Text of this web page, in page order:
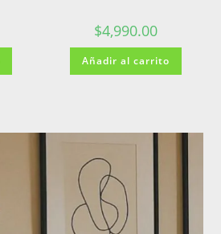
$4,990.00
Añadir al carrito